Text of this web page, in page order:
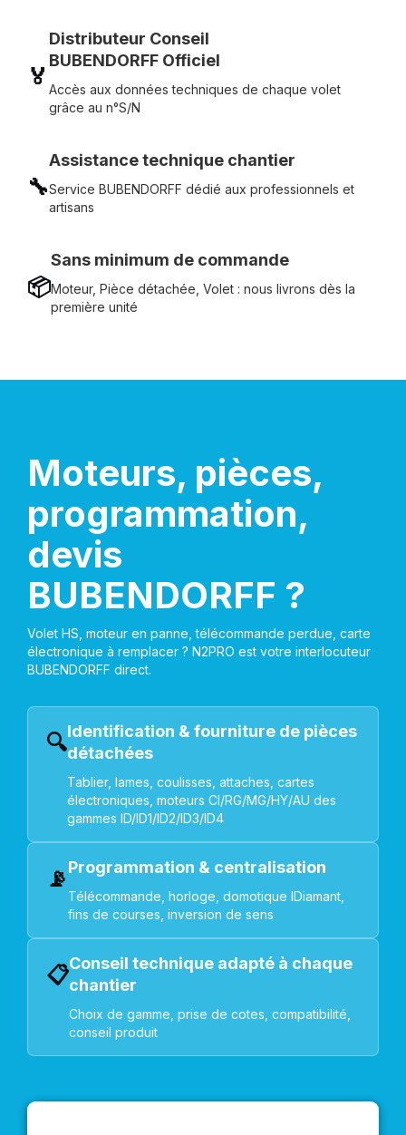
🏅
Distributeur Conseil
BUBENDORFF Officiel
Accès aux données techniques de chaque volet
grâce au n°S/N
🔧
Assistance technique chantier
Service BUBENDORFF dédié aux professionnels et
artisans
📦
Sans minimum de commande
Moteur, Pièce détachée, Volet : nous livrons dès la
première unité
Moteurs, pièces,
programmation,
devis
BUBENDORFF ?
Volet HS, moteur en panne, télécommande perdue, carte
électronique à remplacer ? N2PRO est votre interlocuteur
BUBENDORFF direct.
🔍Identification & fourniture de pièces
détachées
Tablier, lames, coulisses, attaches, cartes
électroniques, moteurs CI/RG/MG/HY/AU des
gammes ID/ID1/ID2/ID3/ID4
📡Programmation & centralisation
Télécommande, horloge, domotique IDiamant,
fins de courses, inversion de sens
📋Conseil technique adapté à chaque
chantier
Choix de gamme, prise de cotes, compatibilité,
conseil produit